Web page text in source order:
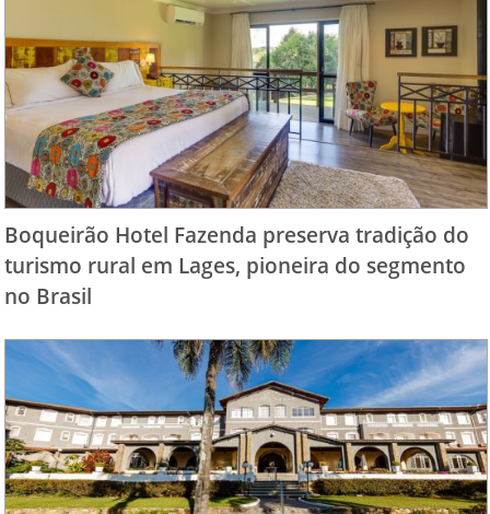
Boqueirão Hotel Fazenda preserva tradição do
turismo rural em Lages, pioneira do segmento
no Brasil